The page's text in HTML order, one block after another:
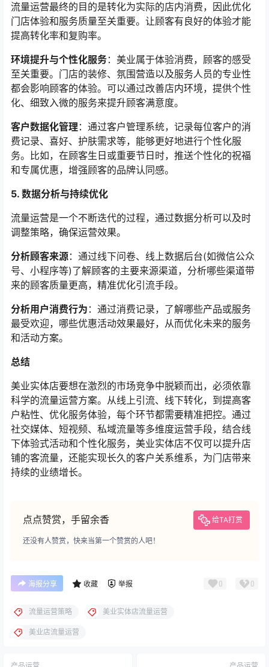
流量运营最终的目的是转化为实际的店内消费，因此优化
门店体验和服务质量至关重要。让顾客有良好的体验才能
提高转化率和复购率。
环境提升与个性化服务：美业属于体验消费，顾客的感受
至关重要。门店的装修、氛围营造以及服务人员的专业性
都会影响顾客的体验。可以通过改善店内环境，提供个性
化、细致入微的服务来提升顾客满意度。
客户数据化管理 ：通过客户管理系统，记录每位客户的消
费记录、喜好、护肤需求等，能够更好地进行个性化服
务。比如，在顾客生日或重要节日时，推送个性化的祝福
和专属优惠，增强顾客的品牌认同感。
5. 数据分析与持续优化
流量运营是一个不断迭代的过程，通过数据分析可以及时
调整策略，确保运营效果。
分析顾客来源：通过线下问卷、线上数据后台(如微信公众
号、小程序等)了解顾客的主要来源渠道，分析哪些渠道带
来的顾客质量更高，精准优化引流手段。
分析用户消费行为 ：通过消费记录，了解哪些产品或服务
最受欢迎，哪些优惠活动效果最好，从而优化未来的服务
和活动方案。
总结
美业实体店要想在激烈的市场竞争中脱颖而出，必须依靠
科学的流量运营方案。从线上引流、线下转化，到提高客
户粘性、优化服务体验，每个环节都需要精准把控。通过
社交媒体、短视频、私域流量等多维度运营手段，结合线
下体验式活动和个性化服务，美业实体店不仅可以提升店
铺的客流量，还能实现长久的客户关系维系，为门店带来
持续的业绩增长。
点点赞赏，手留余香 给TA打赏
还没有人赞赏，快来当第一个赞赏的人吧！
海报分享 收藏 举报 0 0
流量运营策略 美业实体店流量运营
美业店流量运营